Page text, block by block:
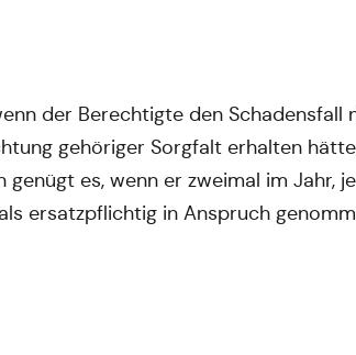
der Berechtigte den Schadensfall
gehöriger Sorgfalt erhalten
es, wenn er zweimal im Jahr,
ersatzpflichtig in Anspruch